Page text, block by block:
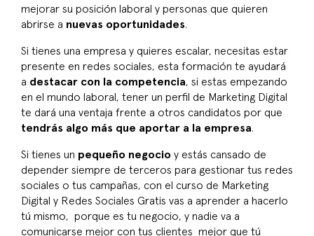
mejorar su posición laboral y personas que quieren
abrirse a nuevas oportunidades.
Si tienes una empresa y quieres escalar, necesitas estar
presente en redes sociales, esta formación te ayudará
a destacar con la competencia, si estas empezando
en el mundo laboral, tener un perfil de Marketing Digital
te dará una ventaja frente a otros candidatos por que
tendrás algo más que aportar a la empresa.
Si tienes un pequeño negocio y estás cansado de
depender siempre de terceros para gestionar tus redes
sociales o tus campañas, con el curso de Marketing
Digital y Redes Sociales Gratis vas a aprender a hacerlo
tú mismo, porque es tu negocio, y nadie va a
comunicarse mejor con tus clientes mejor que tú